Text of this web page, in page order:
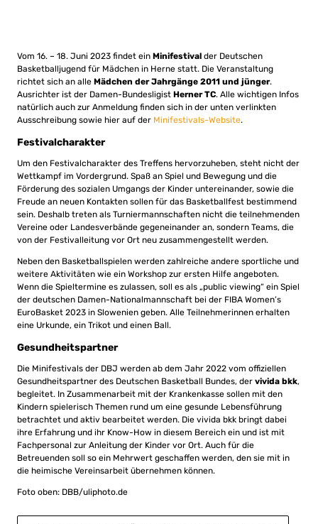
Vom 16. – 18. Juni 2023 findet ein Minifestival der Deutschen
Basketballjugend für Mädchen in Herne statt. Die Veranstaltung
richtet sich an alle Mädchen der Jahrgänge 2011 und jünger.
Ausrichter ist der Damen-Bundesligist Herner TC. Alle wichtigen Infos
natürlich auch zur Anmeldung finden sich in der unten verlinkten
Ausschreibung sowie hier auf der Minifestivals-Website.
Festivalcharakter
Um den Festivalcharakter des Treffens hervorzuheben, steht nicht der
Wettkampf im Vordergrund. Spaß an Spiel und Bewegung und die
Förderung des sozialen Umgangs der Kinder untereinander, sowie die
Freude an neuen Kontakten sollen für das Basketballfest bestimmend
sein. Deshalb treten als Turniermannschaften nicht die teilnehmenden
Vereine oder Landesverbände gegeneinander an, sondern Teams, die
von der Festivalleitung vor Ort neu zusammengestellt werden.
Neben den Basketballspielen werden zahlreiche andere sportliche und
weitere Aktivitäten wie ein Workshop zur ersten Hilfe angeboten.
Wenn die Spieltermine es zulassen, soll es als „public viewing“ ein Spiel
der deutschen Damen-Nationalmannschaft bei der FIBA Women’s
EuroBasket 2023 in Slowenien geben. Alle Teilnehmerinnen erhalten
eine Urkunde, ein Trikot und einen Ball.
Gesundheitspartner
Die Minifestivals der DBJ werden ab dem Jahr 2022 vom offiziellen
Gesundheitspartner des Deutschen Basketball Bundes, der vivida bkk,
begleitet. In Zusammenarbeit mit der Krankenkasse sollen mit den
Kindern spielerisch Themen rund um eine gesunde Lebensführung
betrachtet und aktiv bearbeitet werden. Die vivida bkk bringt dabei
ihre Erfahrung und ihr Know-How in diesem Bereich ein und ist mit
Fachpersonal zur Anleitung der Kinder vor Ort. Auch für die
Betreuenden soll so ein Mehrwert geschaffen werden, den sie mit in
die heimische Vereinsarbeit übernehmen können.
Foto oben: DBB/uliphoto.de